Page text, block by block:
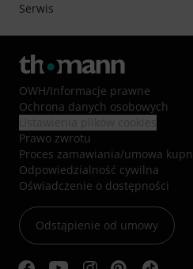
Serwis
OWH/Informacje prawne
Ochrona danych osobowych
Prawo zwrotu
Proces zamawiania/umowa
Odpowiedzialność cywilna
Oświadczenie o dostępności
Odstąpienie od umowy